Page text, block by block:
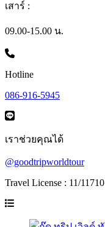
เสาร์ :
09.00-15.00 น.
Hotline
086-916-5945
เราช่วยคุณได้
@goodtripworldtour
Travel License : 11/11710